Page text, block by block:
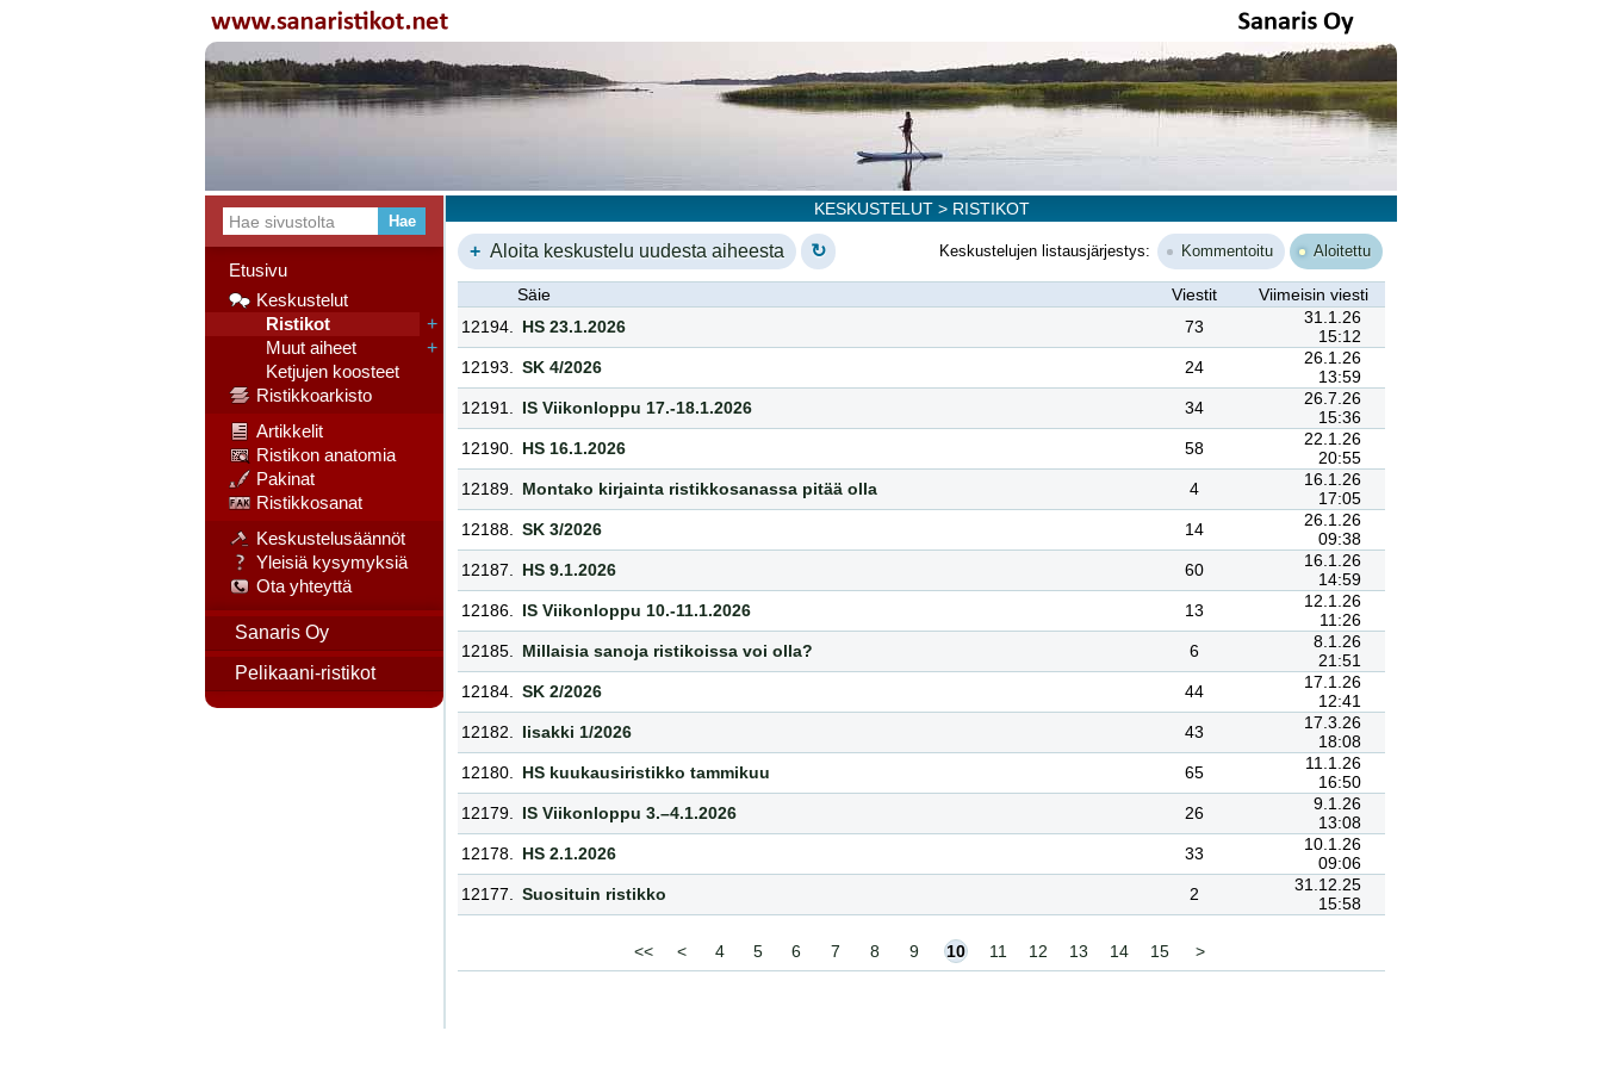
Etusivu
Keskustelut
Ristikot
+
Muut aiheet
+
Ketjujen koosteet
Ristikkoarkisto
Artikkelit
Ristikon anatomia
Pakinat
Ristikkosanat
Keskustelusäännöt
Yleisiä kysymyksiä
Ota yhteyttä
Sanaris Oy
Pelikaani-ristikot
KESKUSTELUT> RISTIKOT
+ Aloita keskustelu uudesta aiheesta ↻ Keskustelujen listausjärjestys: Kommentoitu Aloitettu
Säie Viestit
Viimeisin viesti
12194.
HS 23.1.2026 73
31.1.26
15:12
12193.
SK 4/2026 24
26.1.26
13:59
12191.
IS Viikonloppu 17.-18.1.2026 34
26.7.26
15:36
12190.
HS 16.1.2026 58
22.1.26
20:55
12189.
Montako kirjainta ristikkosanassa pitää olla 4
16.1.26
17:05
12188.
SK 3/2026 14
26.1.26
09:38
12187.
HS 9.1.2026 60
16.1.26
14:59
12186.
IS Viikonloppu 10.-11.1.2026 13
12.1.26
11:26
12185.
Millaisia sanoja ristikoissa voi olla? 6
8.1.26
21:51
12184.
SK 2/2026 44
17.1.26
12:41
12182.
Iisakki 1/2026 43
17.3.26
18:08
12180.
HS kuukausiristikko tammikuu 65
11.1.26
16:50
12179.
IS Viikonloppu 3.–4.1.2026 26
9.1.26
13:08
12178.
HS 2.1.2026 33
10.1.26
09:06
12177.
Suosituin ristikko 2
31.12.25
15:58
<< < 4 5 6 7 8 9 10 11 12 13 14 15 >